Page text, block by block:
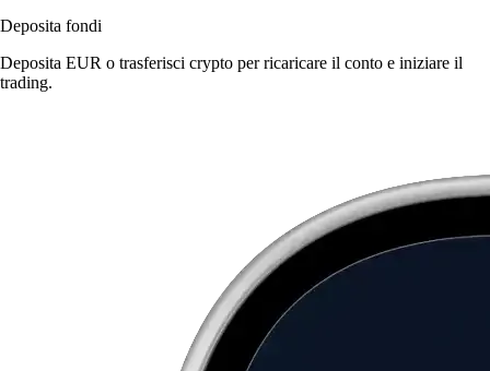
Deposita fondi
Deposita EUR o trasferisci crypto per ricaricare il conto e iniziare il
trading.